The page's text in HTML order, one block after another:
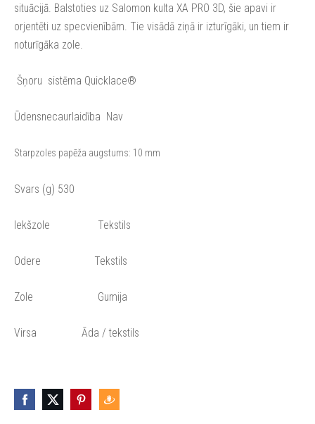
situācijā. Balstoties uz Salomon kulta XA PRO 3D, šie apavi ir
orjentēti uz specvienībām. Tie visādā ziņā ir izturīgāki, un tiem ir
noturīgāka zole.
Šņoru sistēma Quicklace®
Ūdensnecaurlaidība Nav
Starpzoles papēža augstums: 10 mm
Svars (g) 530
Iekšzole Tekstils
Odere Tekstils
Zole Gumija
Virsa Āda / tekstils